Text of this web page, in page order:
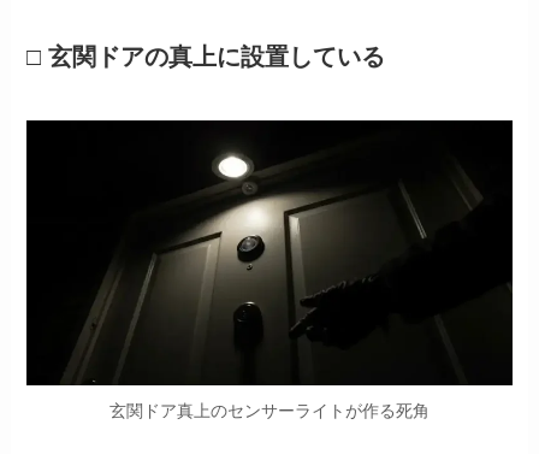
□ 玄関ドアの真上に設置している
玄関ドア真上のセンサーライトが作る死角